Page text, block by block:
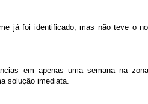
já foi identificado, mas não teve o
em apenas uma semana na
solução imediata.